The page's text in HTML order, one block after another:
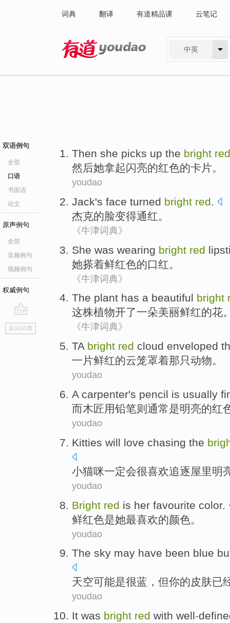
词典 翻译 有道精品课 云笔记
中英
双语例句
全部
口语
书面语
论文
原声例句
全部
音频例句
视频例句
权威例句
go
top
返回词典
Then she picks up the bright red
然后她拿起闪亮的红色的卡片。
youdao
Jack's face turned bright red.
杰克的脸变得通红。
《牛津词典》
She was wearing bright red
她搽着鲜红色的口红 。
《牛津词典》
The plant has a beautiful bright
这株植物开了一朵美丽鲜红的花
《牛津词典》
TA bright red cloud enveloped
一片鲜红的云笼罩着那只动物。
youdao
A carpenter's pencil is usually
而木匠用铅笔则 通常是明亮的红
youdao
Kitties will love chasing the
小猫咪一定会很喜欢追逐屋里明
youdao
Bright red is her favourite color.
鲜红色是她最喜欢的颜色 。
youdao
The sky may have been blue
天空可能是很蓝 ， 但你的皮肤已
youdao
It was bright red with well-